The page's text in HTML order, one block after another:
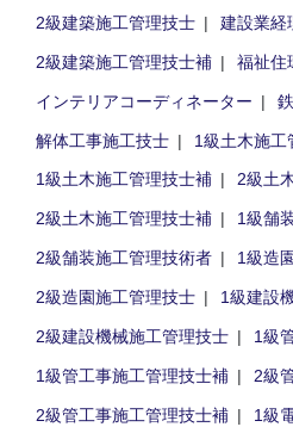
2級建築施工管理技士
建設業経
2級建築施工管理技士補
福祉住
インテリアコーディネーター
解体工事施工技士
1級土木施工
1級土木施工管理技士補
2級土
2級土木施工管理技士補
1級舗
2級舗装施工管理技術者
1級造
2級造園施工管理技士
1級建設
2級建設機械施工管理技士
1級
1級管工事施工管理技士補
2級
2級管工事施工管理技士補
1級